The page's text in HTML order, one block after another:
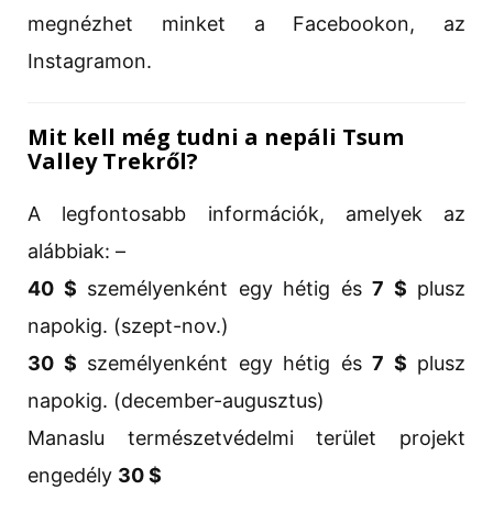
megnézhet minket a Facebookon, az
Instagramon.
Mit kell még tudni a nepáli Tsum
Valley Trekről?
A legfontosabb információk, amelyek az
alábbiak: –
40 $ személyenként egy hétig és 7 $ plusz
napokig. (szept-nov.)
30 $ személyenként egy hétig és 7 $ plusz
napokig. (december-augusztus)
Manaslu természetvédelmi terület projekt
engedély 30 $